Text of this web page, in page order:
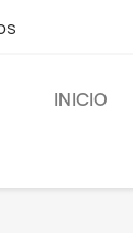
INICIO